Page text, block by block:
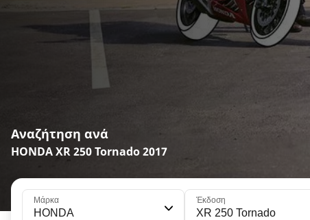
Αναζήτηση ανά
HONDA XR 250 Tornado 2017
Μάρκα
HONDA
Έκδοση
XR 250 Tornado